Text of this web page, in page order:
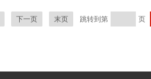
下一页 末页 跳转到第 页